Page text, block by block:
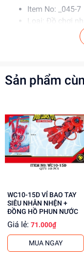
Item No: _045-7
Loại: Đồ chơi
Chất liệu: Nhựa
Độ tuổi phù
Đặt pin vào
Tránh để trẻ
Lợi Ích Phát
Phát triển tư
Giúp trẻ em
Ben 10.
Tăng cường
tượng.
Mua ngay tại
cho khách buôn. Liên
Sản phẩm
WC10-15D VỈ BAO TAY
SIÊU NHÂN NHỆN +
ĐỒNG HỒ PHUN NƯỚC
Giá lẻ: 71.000₫
MUA NGAY